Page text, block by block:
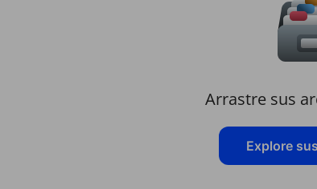
Arrastre sus
Explore